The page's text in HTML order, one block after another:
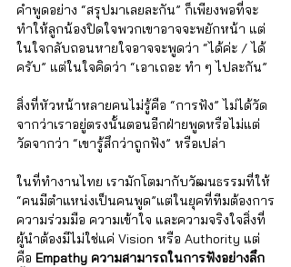
คำพูดอย่าง “สรุปมาเลยละกัน” ก็เพียงพอที่จะ
ทำให้ลูกน้องปิดใจพวกเขาอาจจะพยักหน้า แต่
ในใจกลับถอนหายใจอาจจะพูดว่า “ได้ค่ะ / ได้
ครับ” แต่ในใจคิดว่า “เอาเถอะ ทำ ๆ ไปละกัน”
สิ่งที่หัวหน้าหลายคนไม่รู้คือ “การฟัง” ไม่ได้วัด
จากว่าเราอยู่ตรงนั้นตอนอีกฝ่ายพูดหรือไม่แต่
วัดจากว่า “เขารู้สึกว่าถูกฟัง” หรือเปล่า
ในที่ทำงานไทย เรามักโตมากับวัฒนธรรมที่ให้
“คนมีตำแหน่งเป็นคนพูด”แต่ในยุคที่ทีมต้องการ
ความร่วมมือ ความเข้าใจ และความจริงใจสิ่งที่
ผู้นำต้องมีไม่ใช่แค่ Vision หรือ Authority แต่
คือ Empathy ความสามารถในการฟังอย่างลึก